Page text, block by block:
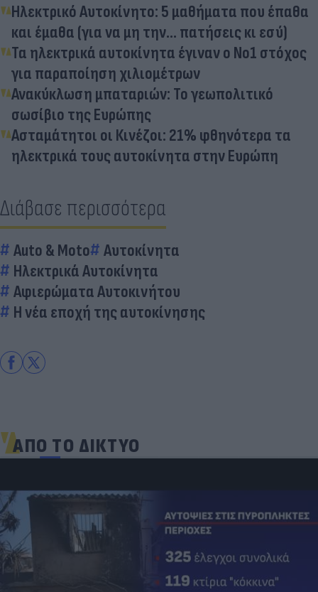
Ηλεκτρικό Αυτοκίνητο: 5 μαθήματα που έπαθα
και έμαθα (για να μη την… πατήσεις κι εσύ)
Τα ηλεκτρικά αυτοκίνητα έγιναν ο Νο1 στόχος
για παραποίηση χιλιομέτρων
Ανακύκλωση μπαταριών: Το γεωπολιτικό
σωσίβιο της Ευρώπης
Ασταμάτητοι οι Κινέζοι: 21% φθηνότερα τα
ηλεκτρικά τους αυτοκίνητα στην Ευρώπη
Διάβασε περισσότερα
Auto & Moto
Αυτοκίνητα
Ηλεκτρικά Αυτοκίνητα
Αφιερώματα Αυτοκινήτου
Η νέα εποχή της αυτοκίνησης
ΑΠΟ ΤΟ ΔΙΚΤΥΟ